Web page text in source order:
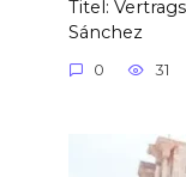
Titel:
Sánchez
0 31